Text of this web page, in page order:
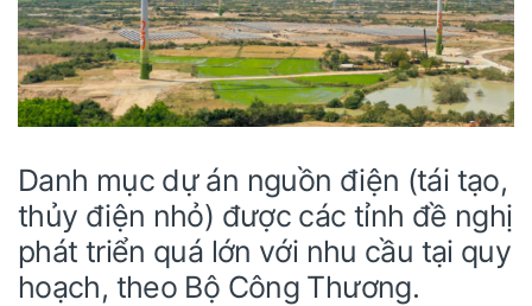
Danh mục dự án nguồn điện (tái tạo,
thủy điện nhỏ) được các tỉnh đề nghị
phát triển quá lớn với nhu cầu tại quy
hoạch, theo Bộ Công Thương.